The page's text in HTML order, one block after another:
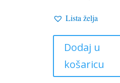
23,76 €.
Lista želja
Dodaj u
košaricu